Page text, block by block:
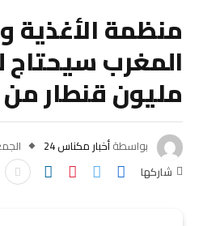
مليون قنطار
بواسطةأخبار مكناس 24 الجمعة،
شاركها